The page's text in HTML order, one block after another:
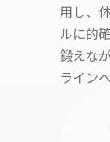
用し、
ルに的
鍛えな
ライン